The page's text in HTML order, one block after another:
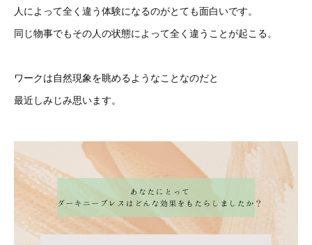
人によって全く違う体験になるのがとても面白いです。
同じ物事でもその人の状態によって全く違うことが起こる。
ワークは自然現象を眺めるようなことなのだと
最近しみじみ思います。